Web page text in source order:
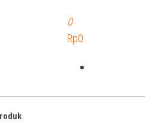
0
Rp0